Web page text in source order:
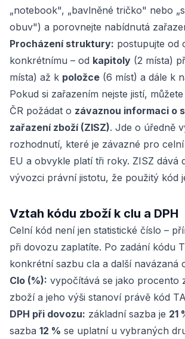
„notebook", „bavlněné tričko" nebo
obuv") a porovnejte nabídnutá
Procházení struktury: postupujte od
konkrétnímu – od kapitoly (2 místa)
místa) až k položce (6 míst) a dále k
Pokud si zařazením nejste jistí,
ČR požádat o závaznou informaci o
zařazení zboží (ZISZ). Jde o úředně
rozhodnutí, které je závazné pro
EU a obvykle platí tři roky. ZISZ dává
vývozci právní jistotu, že použitý kód
Vztah kódu zboží k clu a DPH
Celní kód není jen statistické číslo –
při dovozu zaplatíte. Po zadání kódu
konkrétní sazbu cla a další navázaná
Clo (%): vypočítává se jako procento
zboží a jeho výši stanoví právě kód
DPH při dovozu: základní sazba je 21
sazba 12 % se uplatní u vybraných